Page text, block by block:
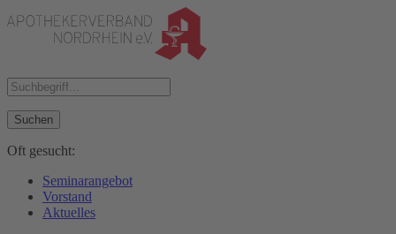
Suchen
Oft gesucht:
Seminarangebot
Vorstand
Aktuelles